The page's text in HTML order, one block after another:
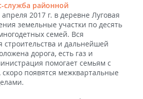
служба районной
апреля 2017 г. в деревне Луговая
земельные участки по десять
семей. Вся
строительства и дальнейшей
дорога, есть газ и
помогает семьям с
появятся межквартальные